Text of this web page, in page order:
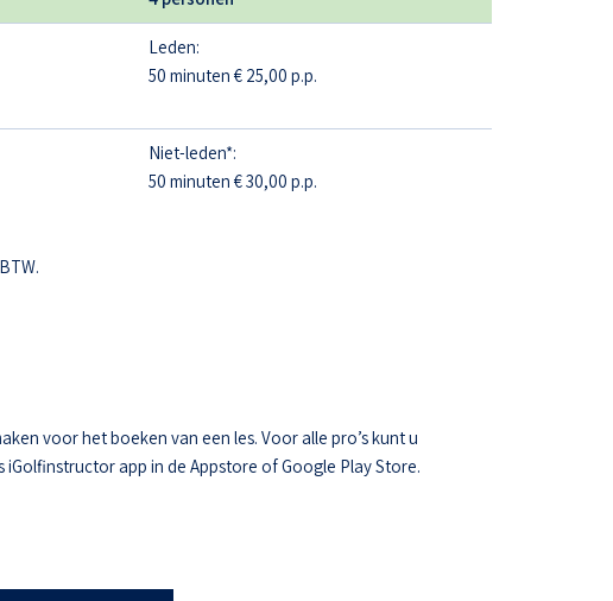
Leden:
50 minuten € 25,00 p.p.
Niet-leden*:
50 minuten € 30,00 p.p.
voor het boeken van een les. Voor alle pro’s kunt u
app in de Appstore of Google Play Store.